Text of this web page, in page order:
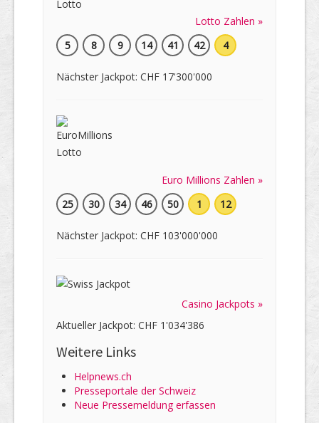
Lotto Zahlen »
5
8 9 14 41 42 4
Nächster Jackpot: CHF 17'300'000
Euro Millions Zahlen »
25
30 34 46 50 1 12
Nächster Jackpot: CHF 103'000'000
Casino Jackpots »
Aktueller Jackpot: CHF 1'034'386
Weitere Links
Helpnews.ch
Presseportale der Schweiz
Neue Pressemeldung erfassen